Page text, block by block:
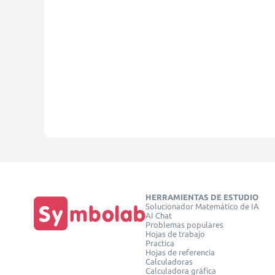
HERRAMIENTAS DE ESTUDIO
Solucionador Matemático de IA
AI Chat
Problemas populares
Hojas de trabajo
Practica
Hojas de referencia
Calculadoras
Calculadora gráfica